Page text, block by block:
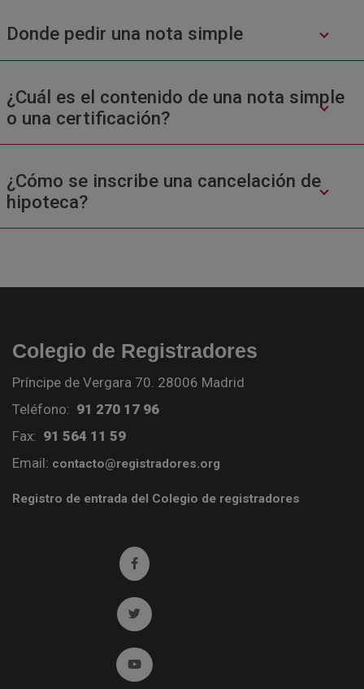
Donde pedir una nota simple
¿Cuál es el contenido de una nota simple
o una certificación?
¿Cómo se inscribe una cancelación de
hipoteca?
Colegio de Registradores
Príncipe de Vergara 70. 28006 Madrid
Teléfono: 91 270 17 96
Fax: 91 564 11 59
Email: contacto@registradores.org
Registro de entrada del Colegio de registradores
Ir a facebook (abre en ventana nueva)
Ir a twitter (abre en ventana nueva)
Ir a YouTube (abre en ventana nueva)